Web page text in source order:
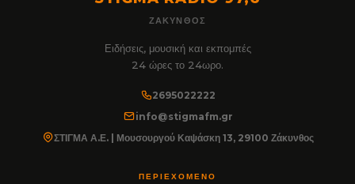
ΖΆΚΥΝΘΟΣ
Ειδήσεις, μουσική και εκπομπές
24 ώρες το 24ωρο.
2695022222
info@stigmafm.gr
ΣΤΙΓΜΑ Α.Ε. | Μουσουργού Καψάσκη 13, 29100 Ζάκυνθος
ΠΕΡΙΕΧΌΜΕΝΟ